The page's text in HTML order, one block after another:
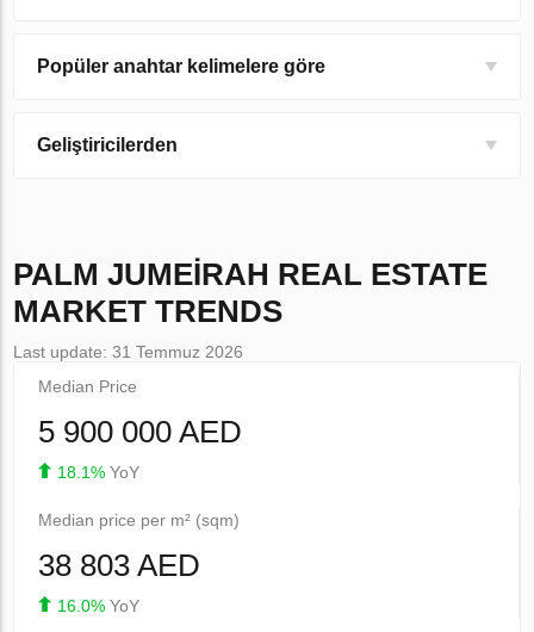
Popüler anahtar kelimelere göre
Geliştiricilerden
PALM JUMEIRAH REAL ESTATE
MARKET TRENDS
Last update: 31 Temmuz 2026
Median Price
5 900 000 AED
18.1% YoY
Median price per m² (sqm)
38 803 AED
16.0% YoY